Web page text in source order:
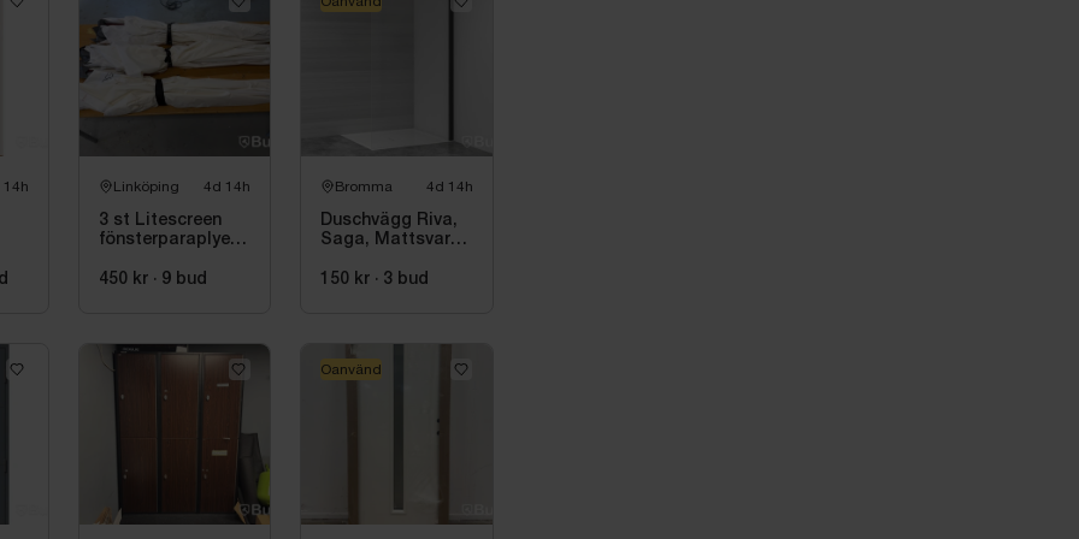
14h Linköping 4d 14h
3 st Litescreen
fönsterparaplyer,
450 kr · 9 bud
Bromma 4d 14h
Duschvägg Riva,
Saga, Mattsvart,
150 kr · 3 bud
Oanvänd